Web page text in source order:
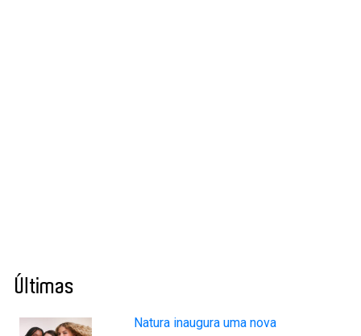
Últimas
Natura inaugura uma nova